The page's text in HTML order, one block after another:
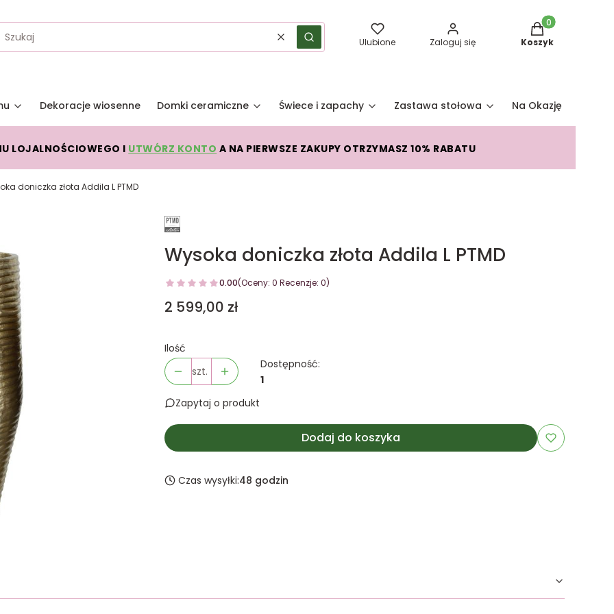
WyczyśćSzukaj Ulubione Zaloguj się
Produkty w
Koszyk
Dekoracje wiosenne Domki ceramiczne Świece i zapachy Zastawa stołowa Na Okazję
LOJALNOŚCIOWEGO I UTWÓRZ KONTO A NA PIERWSZE ZAKUPY OTRZYMASZ 10% RABATU
doniczka złota Addila L PTMD
Wysoka doniczka złota Addila L PTMD
0.00(Oceny: 0 Recenzje: 0)
Cena
2 599,00 zł
Ilość
szt.
Dostępność:
1
Zapytaj o produkt
Dodaj do koszyka
Czas wysyłki:48 godzin